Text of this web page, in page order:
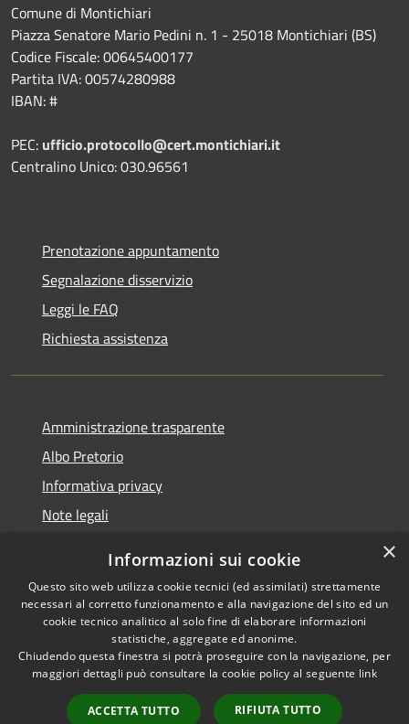
Comune di Montichiari
Piazza Senatore Mario Pedini n. 1 - 25018 Montichiari (BS)
Codice Fiscale: 00645400177
Partita IVA: 00574280988
IBAN: #
PEC: ufficio.protocollo@cert.montichiari.it
Centralino Unico: 030.96561
Prenotazione appuntamento
Segnalazione disservizio
Leggi le FAQ
Richiesta assistenza
Amministrazione trasparente
Albo Pretorio
Informativa privacy
Note legali
Whisteblowing
RSS
Accessibilità
Copyright © 2026 • Comune di
Montichiari • Powered by
Municipium•
Accesso
×
Informazioni sui cookie
Questo sito web utilizza cookie tecnici (ed assimilati) strettamente
necessari al corretto funzionamento e alla navigazione del sito ed un
cookie tecnico analitico al solo fine di elaborare informazioni
statistiche, aggregate ed anonime.
Chiudendo questa finestra si potrà proseguire con la navigazione, per
maggiori dettagli può consultare la cookie policy al seguente link
ACCETTA TUTTO RIFIUTA TUTTO